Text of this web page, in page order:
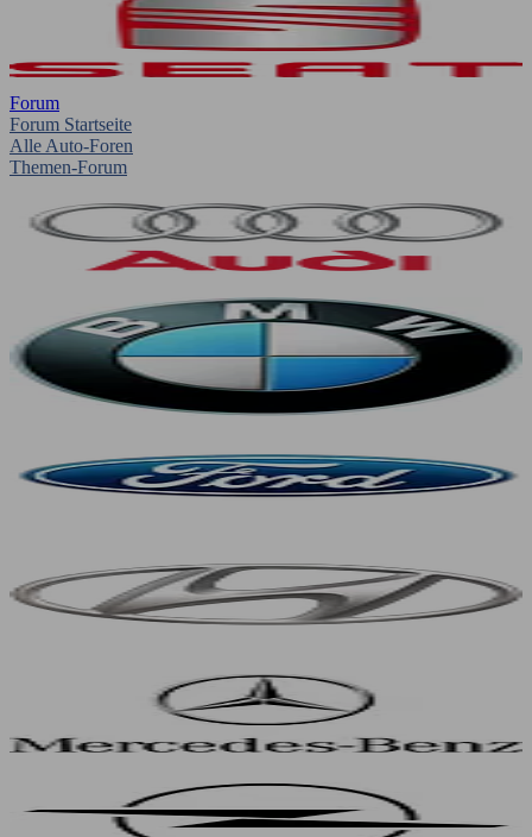
Forum
Forum Startseite
Alle Auto-Foren
Themen-Forum